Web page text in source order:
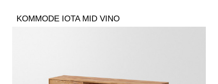
KOMMODE IOTA MID VINO